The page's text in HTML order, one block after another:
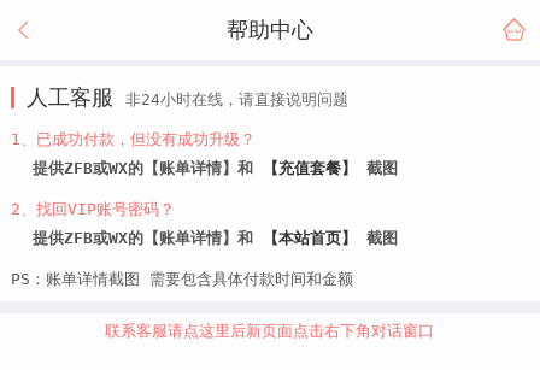
帮助中心
人工客服 非24小时在线，请直接说明问题
1、已成功付款，但没有成功升级？
提供ZFB或WX的【账单详情】和
【充值套餐】 截图
2、找回VIP账号密码？
提供ZFB或WX的【账单详情】和
【本站首页】 截图
PS：账单详情截图 需要包含具体付款时间和金额
联系客服请点这里后新页面点击右下角对话窗口